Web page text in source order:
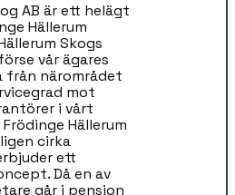
AB är ett helägt
Hällerum
Skogs
vår ägares
från närområdet
mot
i vårt
Hällerum
cirka
ett
Då en av
går i pension